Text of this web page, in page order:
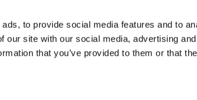
to provide social media features and to
our site with our social media, advertising
that you’ve provided to them or that